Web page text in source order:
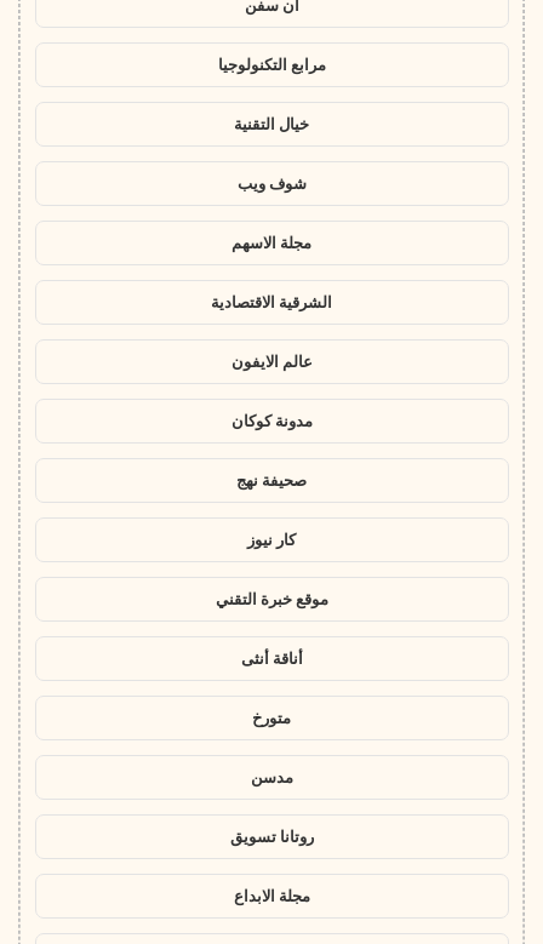
ان سفن
مرابع التكنولوجيا
خيال التقنية
شوف ويب
مجلة الاسهم
الشرقية الاقتصادية
عالم الايفون
مدونة كوكان
صحيفة نهج
كار نيوز
موقع خبرة التقني
أناقة أنثى
متورخ
مدسن
روتانا تسويق
مجلة الابداع